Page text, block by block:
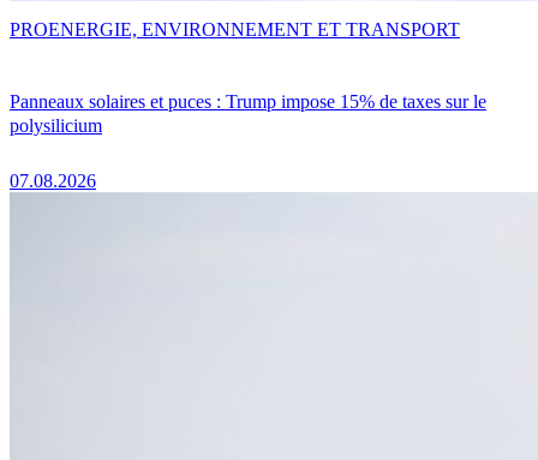
Panneaux solaires et puces : Trump impose 15% de taxes sur le
polysilicium
07.08.2026
PROENERGIE, ENVIRONNEMENT ET TRANSPORT